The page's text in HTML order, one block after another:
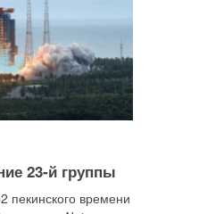
23-й группы
пекинского времени